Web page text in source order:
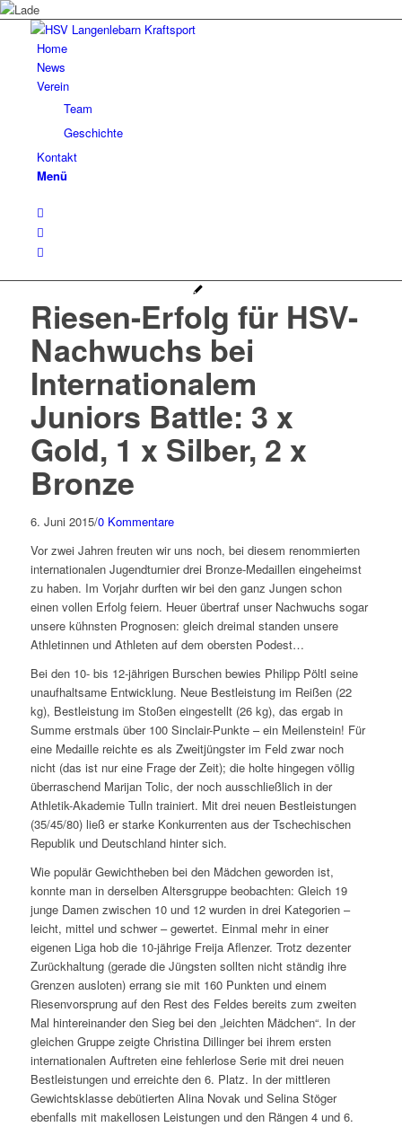
Home
News
Verein
Team
Geschichte
Kontakt
Menü
Riesen-Erfolg für HSV-
Nachwuchs bei
Internationalem
Juniors Battle: 3 x
Gold, 1 x Silber, 2 x
Bronze
6. Juni 2015/0 Kommentare
Vor zwei Jahren freuten wir uns noch, bei diesem renommierten
internationalen Jugendturnier drei Bronze-Medaillen eingeheimst
zu haben. Im Vorjahr durften wir bei den ganz Jungen schon
einen vollen Erfolg feiern. Heuer übertraf unser Nachwuchs sogar
unsere kühnsten Prognosen: gleich dreimal standen unsere
Athletinnen und Athleten auf dem obersten Podest…
Bei den 10- bis 12-jährigen Burschen bewies Philipp Pöltl seine
unaufhaltsame Entwicklung. Neue Bestleistung im Reißen (22
kg), Bestleistung im Stoßen eingestellt (26 kg), das ergab in
Summe erstmals über 100 Sinclair-Punkte – ein Meilenstein! Für
eine Medaille reichte es als Zweitjüngster im Feld zwar noch
nicht (das ist nur eine Frage der Zeit); die holte hingegen völlig
überraschend Marijan Tolic, der noch ausschließlich in der
Athletik-Akademie Tulln trainiert. Mit drei neuen Bestleistungen
(35/45/80) ließ er starke Konkurrenten aus der Tschechischen
Republik und Deutschland hinter sich.
Wie populär Gewichtheben bei den Mädchen geworden ist,
konnte man in derselben Altersgruppe beobachten: Gleich 19
junge Damen zwischen 10 und 12 wurden in drei Kategorien –
leicht, mittel und schwer – gewertet. Einmal mehr in einer
eigenen Liga hob die 10-jährige Freija Aflenzer. Trotz dezenter
Zurückhaltung (gerade die Jüngsten sollten nicht ständig ihre
Grenzen ausloten) errang sie mit 160 Punkten und einem
Riesenvorsprung auf den Rest des Feldes bereits zum zweiten
Mal hintereinander den Sieg bei den „leichten Mädchen“. In der
gleichen Gruppe zeigte Christina Dillinger bei ihrem ersten
internationalen Auftreten eine fehlerlose Serie mit drei neuen
Bestleistungen und erreichte den 6. Platz. In der mittleren
Gewichtsklasse debütierten Alina Novak und Selina Stöger
ebenfalls mit makellosen Leistungen und den Rängen 4 und 6.